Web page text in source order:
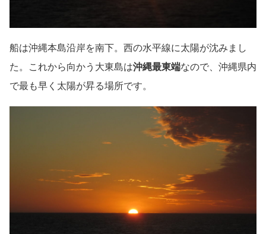
船は沖縄本島沿岸を南下。西の水平線に太陽が沈みまし
た。これから向かう大東島は沖縄最東端なので、沖縄県内
で最も早く太陽が昇る場所です。